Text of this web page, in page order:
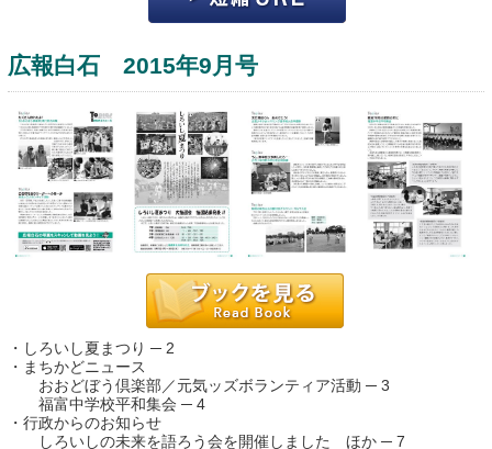
広報白石 2015年9月号
・しろいし夏まつり ─ 2
・まちかどニュース
おおどぼう倶楽部／元気ッズボランティア活動 ─ 3
福富中学校平和集会 ─ 4
・行政からのお知らせ
しろいしの未来を語ろう会を開催しました ほか ─ 7
運営：福博印刷
saga ebooksとは
よくある質問
サイトマップ
お問い合わせ